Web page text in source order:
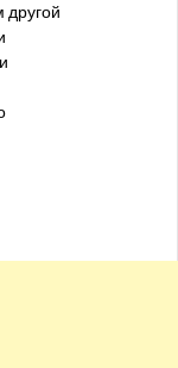
другой